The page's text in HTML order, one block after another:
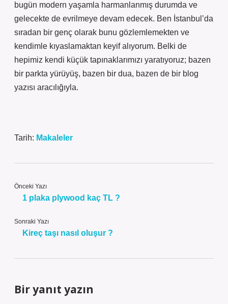
bugün modern yaşamla harmanlanmış durumda ve
gelecekte de evrilmeye devam edecek. Ben İstanbul’da
sıradan bir genç olarak bunu gözlemlemekten ve
kendimle kıyaslamaktan keyif alıyorum. Belki de
hepimiz kendi küçük tapınaklarımızı yaratıyoruz; bazen
bir parkta yürüyüş, bazen bir dua, bazen de bir blog
yazısı aracılığıyla.
Tarih: Makaleler
Önceki Yazı
1 plaka plywood kaç TL ?
Sonraki Yazı
Kireç taşı nasıl oluşur ?
Bir yanıt yazın